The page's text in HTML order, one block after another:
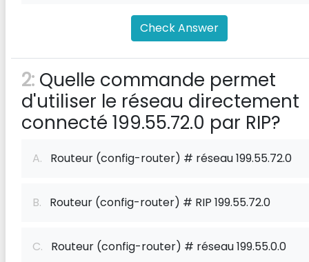
Check Answer
2: Quelle commande permet
d'utiliser le réseau directement
connecté 199.55.72.0 par RIP?
A. Routeur (config-router) # réseau 199.55.72.0
B. Routeur (config-router) # RIP 199.55.72.0
C. Routeur (config-router) # réseau 199.55.0.0